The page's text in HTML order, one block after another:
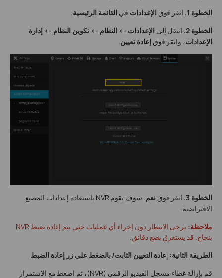
الخطوة 1.
انقر فوق الإعدادات في القائمة الرئيسية
الخطوة 2.
انتقل إلى الإعدادات -> النظام -> تكوين النظام -> إدارة
الإعدادات، وانقر فوق إعادة تعيين
الخطوة 3. انقر فوق نعم
. سوف يقوم NVR باستعادة إعدادات المصنع
الافتراضية.
ملاحظة:
يرجى الانتظار دون إجراء أي عمليات حتى تتم إعادة ضبط NVR
بنجاح. قد يستغرق بضع دقائق.
الطريقة الثانية: إعادة التعيين الثابت/ بالضغط على زر إعادة الضبط
قم بإزالة غطاء مسجل الفيديو الرقمي (NVR)، ثم اضغط مع الاستمرار